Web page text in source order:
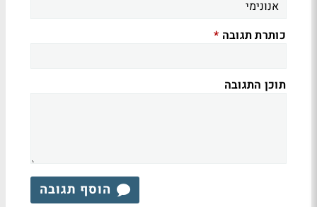
כותרת תגובה *
תוכן התגובה
הוסף תגובה